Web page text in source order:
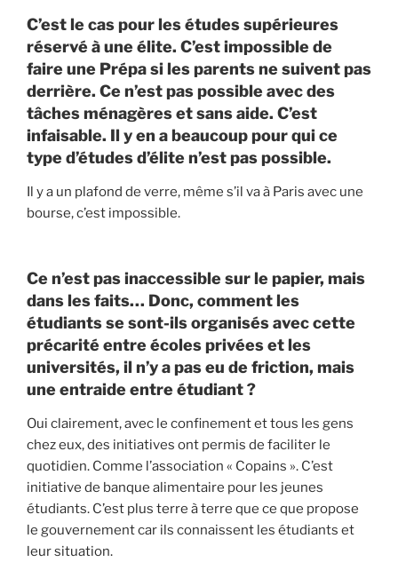
C’est le cas pour les études supérieures
réservé à une élite. C’est impossible de
faire une Prépa si les parents ne suivent pas
derrière. Ce n’est pas possible avec des
tâches ménagères et sans aide. C’est
infaisable. Il y en a beaucoup pour qui ce
type d’études d’élite n’est pas possible.
Il y a un plafond de verre, même s’il va à Paris avec une
bourse, c’est impossible.
Ce n’est pas inaccessible sur le papier, mais
dans les faits… Donc, comment les
étudiants se sont-ils organisés avec cette
précarité entre écoles privées et les
universités, il n’y a pas eu de friction, mais
une entraide entre étudiant ?
Oui clairement, avec le confinement et tous les gens
chez eux, des initiatives ont permis de faciliter le
quotidien. Comme l’association « Copains ». C’est
initiative de banque alimentaire pour les jeunes
étudiants. C’est plus terre à terre que ce que propose
le gouvernement car ils connaissent les étudiants et
leur situation.